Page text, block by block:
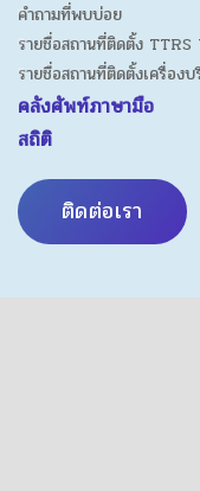
คำถามที่พบบ่อย
รายชื่อสถานที่ติดตั้ง
รายชื่อสถานที่ติดตั้งเครื่อง
คลังศัพท์ภาษามือ
สถิติ
ติดต่อเรา